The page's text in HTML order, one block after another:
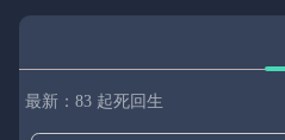
最新：83 起死回生